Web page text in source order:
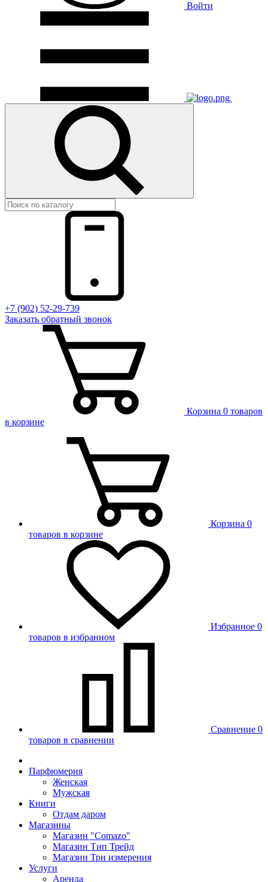
Войти
+7 (902) 52-29-739
Заказать обратный звонок
Корзина 0 товаров
в корзине
Корзина 0
товаров в корзине
Избранное 0
товаров в избранном
Сравнение 0
товаров в сравнении
Парфюмерия
Женская
Мужская
Книги
Отдам даром
Магазины
Магазин "Comazo"
Магазин Тип Трейд
Магазин Три измерения
Услуги
Аренда